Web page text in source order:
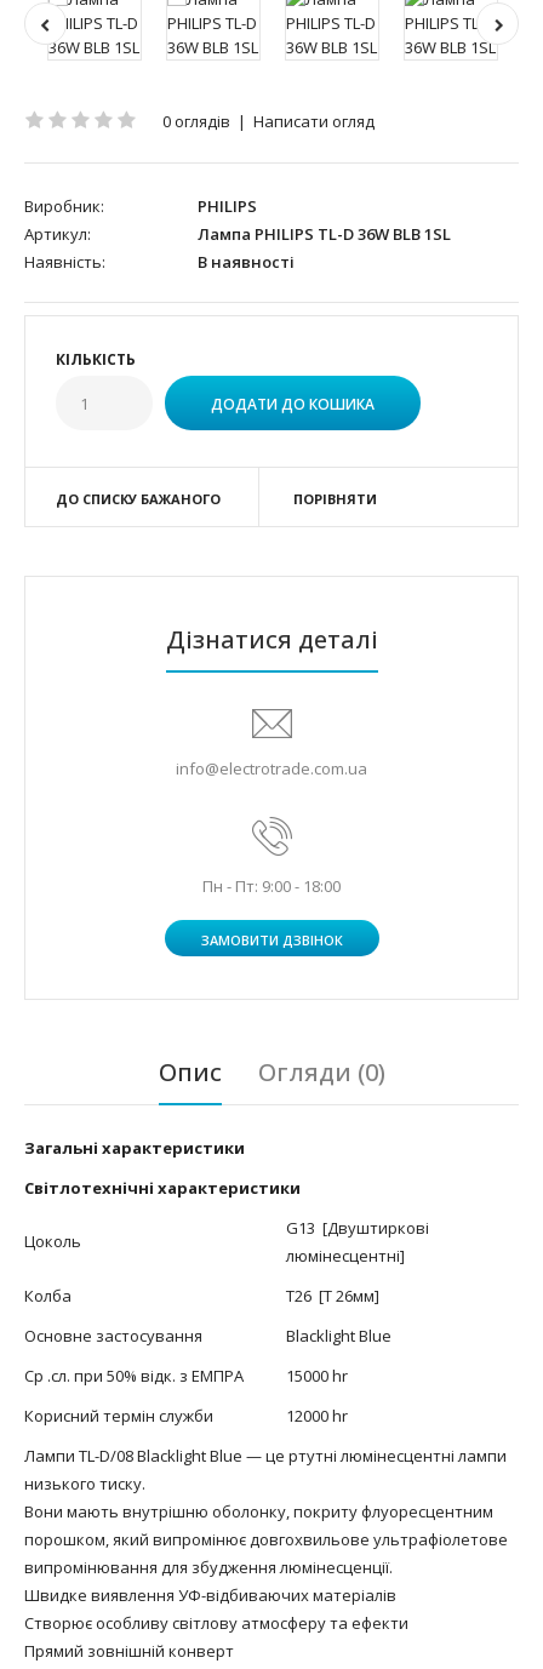
0 оглядів | Написати огляд
Виробник:
PHILIPS
Артикул:
Лампа PHILIPS TL-D 36W BLB 1SL
Наявність:
В наявності
КІЛЬКІСТЬ
ДО СПИСКУ БАЖАНОГО ПОРІВНЯТИ
Дізнатися деталі
info@electrotrade.com.ua
Пн - Пт: 9:00 - 18:00
ЗАМОВИТИ ДЗВІНОК
Опис Огляди (0)
Загальні характеристики
Світлотехнічні характеристики
Цоколь
G13 [Двуштиркові
люмінесцентні]
Колба
T26 [T 26мм]
Основне застосування
Blacklight Blue
Ср .сл. при 50% відк. з ЕМПРА
15000 hr
Корисний термін служби
12000 hr
Лампи TL-D/08 Blacklight Blue — це ртутні люмінесцентні лампи
низького тиску.
Вони мають внутрішню оболонку, покриту флуоресцентним
порошком, який випромінює довгохвильове ультрафіолетове
випромінювання для збудження люмінесценції.
Швидке виявлення УФ-відбиваючих матеріалів
Створює особливу світлову атмосферу та ефекти
Прямий зовнішній конверт